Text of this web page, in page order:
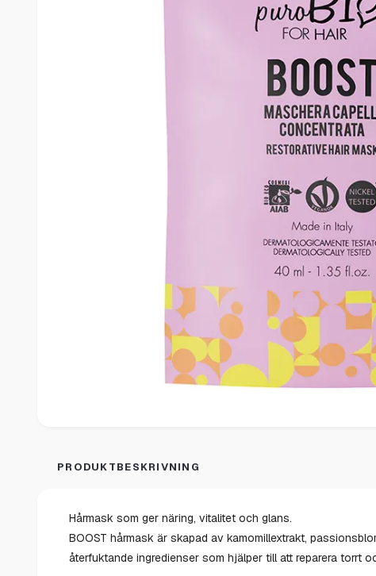
PRODUKTBESKRIVNING
Hårmask som ger näring, vitalitet och glans.
BOOST hårmask är skapad av kamomillextrakt,
återfuktande ingredienser som hjälper till att reparera torrt